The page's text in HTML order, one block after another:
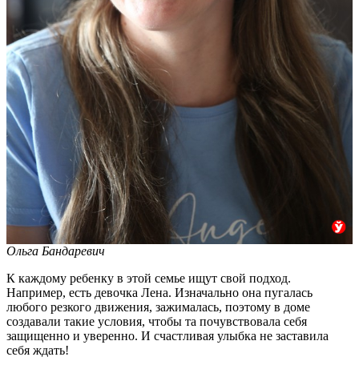
Ольга Бандаревич
К каждому ребенку в этой семье ищут свой подход.
Например, есть девочка Лена. Изначально она пугалась
любого резкого движения, зажималась, поэтому в доме
создавали такие условия, чтобы та почувствовала себя
защищенно и уверенно. И счастливая улыбка не заставила
себя ждать!